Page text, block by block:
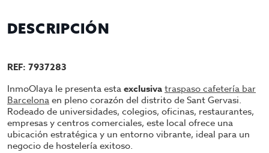
DESCRIPCIÓN
REF: 7937283
InmoOlaya le presenta estaexclusivatraspaso cafetería bar
Barcelonaen pleno corazón del distrito de Sant Gervasi.
Rodeado de universidades, colegios, oficinas, restaurantes,
empresas y centros comerciales, este local ofrece una
ubicación estratégica y un entorno vibrante, ideal para un
negocio de hostelería exitoso.